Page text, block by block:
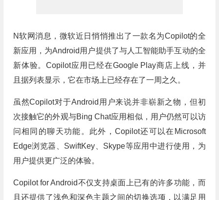
N软网消息，微软近日悄悄推出了一款名为Copilot的全
新应用，为Android用户提供了与人工智能助手互动的全
新体验。Copilot应用已经在Google Play商店上线，并
且据列表显示，它在市场上已经存在了一周之久。
虽然Copilot对于Android用户来说并非崭新之物，但初
次接触它的外观与Bing Chat应用相似，用户仍然可以访
问相同的聊天功能。此外，Copilot还可以在Microsoft
Edge浏览器、SwiftKey、Skype等应用中进行使用，为
用户提供更广泛的体验。
Copilot for Android不仅支持桌面上已有的许多功能，而
且还提供了浅色和深色主题之间的切换选项，以满足用